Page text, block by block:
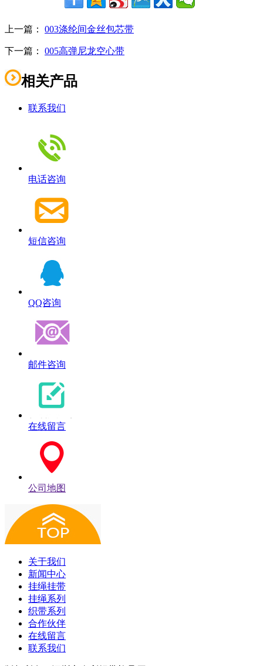
上一篇： 003涤纶间金丝包芯带
下一篇： 005高弹尼龙空心带
相关产品
联系我们
电话咨询
短信咨询
QQ咨询
邮件咨询
在线留言
公司地图
关于我们
新闻中心
挂绳挂带
挂绳系列
织带系列
合作伙伴
在线留言
联系我们